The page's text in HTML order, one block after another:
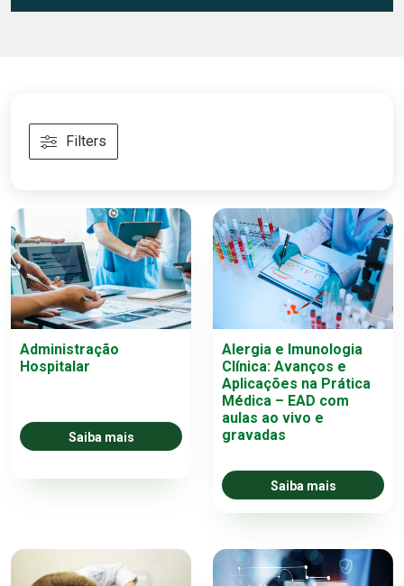
Filters
Administração
Hospitalar
Saiba mais
Alergia e Imunologia
Clínica: Avanços e
Aplicações na Prática
Médica – EAD com
aulas ao vivo e
gravadas
Saiba mais